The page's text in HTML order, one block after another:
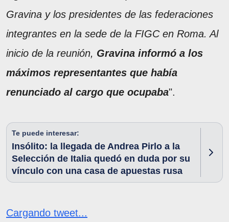
Gravina y los presidentes de las federaciones
integrantes en la sede de la FIGC en Roma. Al
inicio de la reunión, Gravina informó a los
máximos representantes que había
renunciado al cargo que ocupaba".
Te puede interesar:
Insólito: la llegada de Andrea Pirlo a la
Selección de Italia quedó en duda por su
vínculo con una casa de apuestas rusa
Cargando tweet...